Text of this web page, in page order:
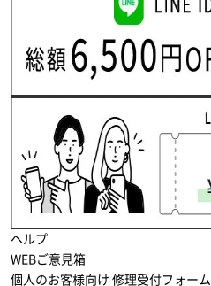
ヘルプ
WEBご意見箱
個人のお客様向け 修理受付フォーム